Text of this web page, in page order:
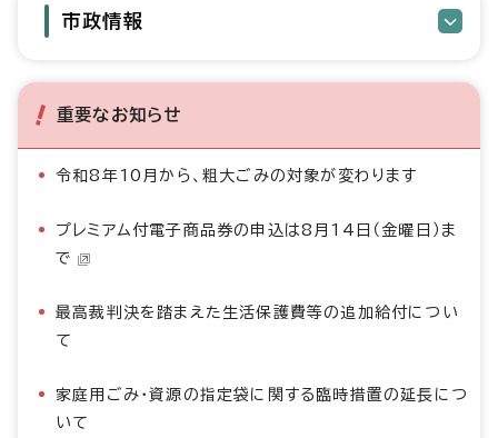
市政情報
重要なお知らせ
令和8年10月から、粗大ごみの対象が変わります
プレミアム付電子商品券の申込は8月14日（金曜日）ま
で
最高裁判決を踏まえた生活保護費等の追加給付につい
て
家庭用ごみ・資源の指定袋に関する臨時措置の延長につ
いて